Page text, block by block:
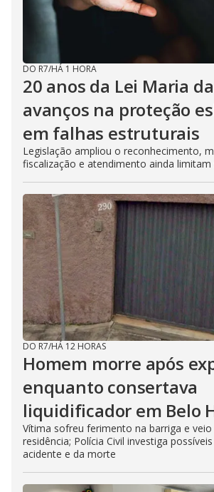
DO R7/HÁ 1 HORA
20 anos da Lei Maria
avanços na proteção
em falhas estruturais
Legislação ampliou o reconhecimento,
fiscalização e atendimento ainda limitam
DO R7/HÁ 12 HORAS
Homem morre após
enquanto consertava
liquidificador em Belo
Vítima sofreu ferimento na barriga e
residência; Polícia Civil investiga
acidente e da morte